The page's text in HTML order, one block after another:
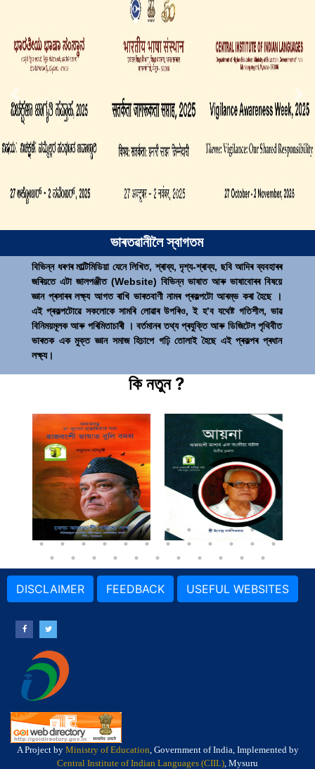
ভাৰতৱানীলৈ স্বাগতম
বিভিন্ন ধৰণৰ মাল্টিমিডিয়া যেনে লিখিত, শ্ৰাব্য, দৃশ্য-শ্ৰাব্য, ছবি আদিৰ ব্যবহাৰৰ
জৰিয়তে এটা জালপঞ্জীত (Website) বিভিন্ন ভাষাত আৰু ভাষাবোৰৰ বিষয়ে
জ্ঞান প্ৰসাৰৰ লক্ষ্য আগত ৰাখি ভাৰতবাণী নামৰ প্ৰকল্পটো আৰম্ভ কৰা হৈছে ।
এই প্ৰকল্পটোৱে সকলোকে সামৰি লোৱাৰ উপৰিও, ই হ’ব যথেষ্ট গতিশীল, ভাৱ
বিনিময়মূলক আৰু পৰিমিতাচাৰী । বৰ্তমানৰ তথ্য প্ৰযুক্তি আৰু ডিজিটেল পৃথিবীত
ভাৰতক এক মুক্ত জ্ঞান সমাজ হিচাপে গঢ়ি তোলাই হৈছে এই প্ৰকল্পৰ প্ৰধান
লক্ষ্য।
কি নতুন ?
DISCLAIMER FEEDBACK USEFUL WEBSITES
A Project by Ministry of Education, Government of India, Implemented by
Central Institute of Indian Languages (CIIL), Mysuru